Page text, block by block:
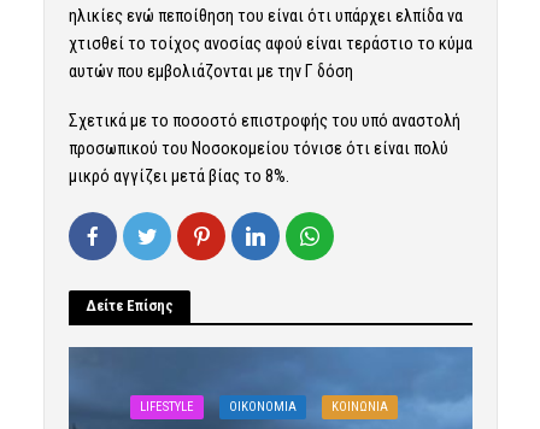
ηλικίες ενώ πεποίθηση του είναι ότι υπάρχει ελπίδα να
χτισθεί το τοίχος ανοσίας αφού είναι τεράστιο το κύμα
αυτών που εμβολιάζονται με την Γ δόση
Σχετικά με το ποσοστό επιστροφής του υπό αναστολή
προσωπικού του Νοσοκομείου τόνισε ότι είναι πολύ
μικρό αγγίζει μετά βίας το 8%.
Δείτε Επίσης
LIFESTYLE OIKONOMIA ΚΟΙΝΩΝΙΑ